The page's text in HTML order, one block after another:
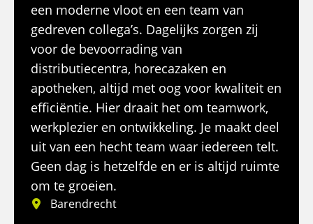
een moderne vloot en een team van
gedreven collega’s. Dagelijks zorgen zij
voor de bevoorrading van
distributiecentra, horecazaken en
apotheken, altijd met oog voor kwaliteit en
efficiëntie. Hier draait het om teamwork,
werkplezier en ontwikkeling. Je maakt deel
uit van een hecht team waar iedereen telt.
Geen dag is hetzelfde en er is altijd ruimte
om te groeien.
Barendrecht